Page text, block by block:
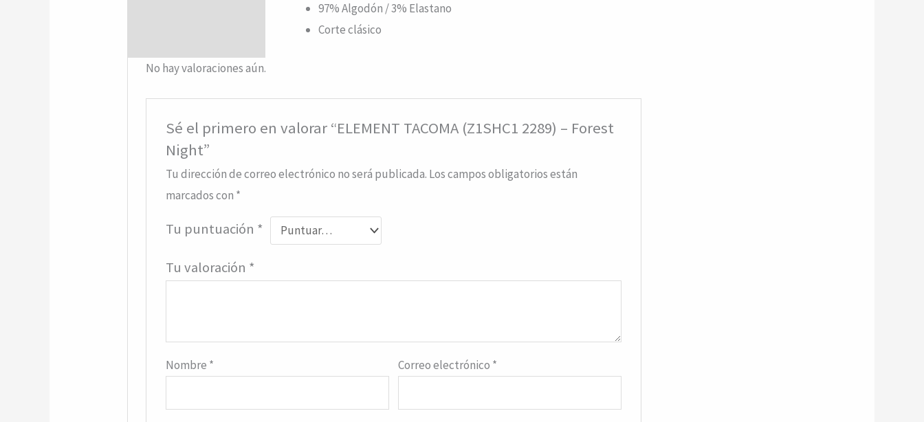
97% Algodón / 3% Elastano
Corte clásico
No hay valoraciones aún.
Sé el primero en valorar “ELEMENT TACOMA (Z1SHC1 2289) – Forest
Night”
Tu dirección de correo electrónico no será publicada. Los campos obligatorios están
marcados con *
Tu puntuación *
Tu valoración *
Nombre * Correo electrónico *